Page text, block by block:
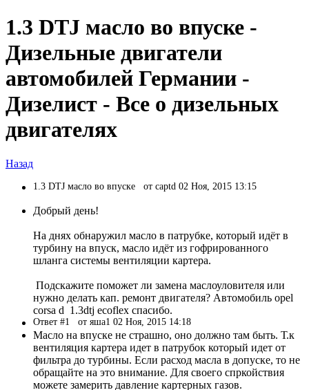
1.3 DTJ масло во впуске -
Дизельные двигатели
автомобилей Германии -
Дизелист - Все о дизельных
двигателях
Назад
1.3 DTJ масло во впуске от captd 02 Ноя, 2015 13:15
Добрый день!
На днях обнаружил масло в патрубке, который идёт в
турбину на впуск, масло идёт из гофрированного
шланга системы вентиляции картера.
Подскажите поможет ли замена маслоуловителя или
нужно делать кап. ремонт двигателя? Автомобиль opel
corsa d 1.3dtj ecoflex спасибо.
Ответ #1 от яша1 02 Ноя, 2015 14:18
Масло на впуске не страшно, оно должно там быть. Т.к
вентиляция картера идет в патрубок который идет от
фильтра до турбины. Если расход масла в допуске, то не
обращайте на это внимание. Для своего спркойствия
можете замерить давление картерных газов.